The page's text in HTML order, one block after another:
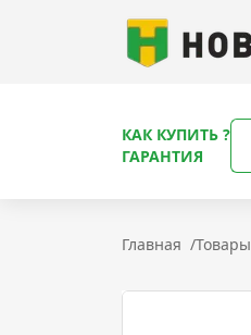
КАК КУПИТЬ ?
ГАРАНТИЯ
Главная /Товары